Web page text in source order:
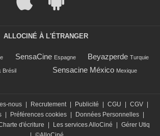
ALLOCINÉ À L'ÉTRANGER
SensaCine Espagne Beyazperde Turquie
Brésil Sensacine México Mexique
nous | Recrutement | Publicité | CGU | CGV |
| Préférences cookies | Données Personnelles |
d'écriture | Les services AlloCiné | Gérer Utiq